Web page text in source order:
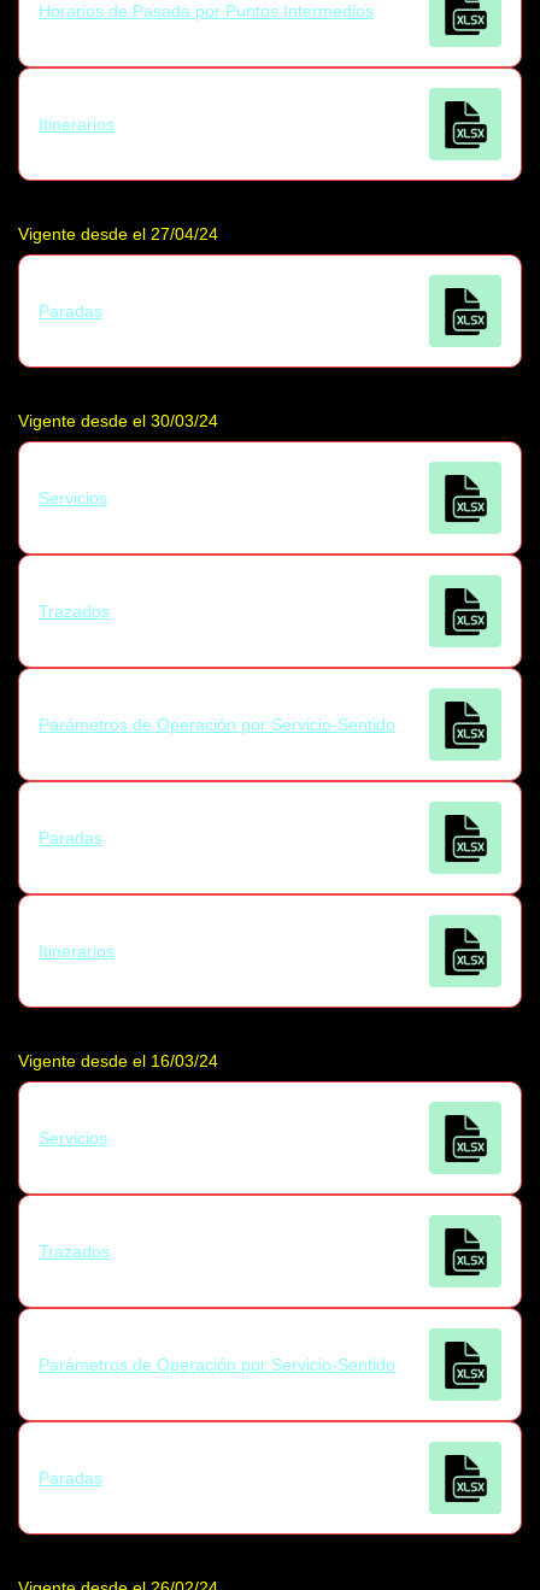
Horarios de Pasada por Puntos Intermedios
Itinerarios
Vigente desde el 27/04/24
Paradas
Vigente desde el 30/03/24
Servicios
Trazados
Parámetros de Operación por Servicio-Sentido
Paradas
Itinerarios
Vigente desde el 16/03/24
Servicios
Trazados
Parámetros de Operación por Servicio-Sentido
Paradas